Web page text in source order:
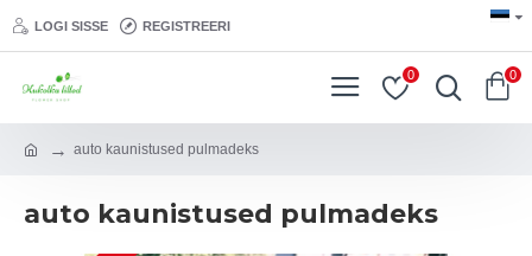
LOGI SISSE REGISTREERI
0 0
auto kaunistused pulmadeks
auto kaunistused pulmadeks